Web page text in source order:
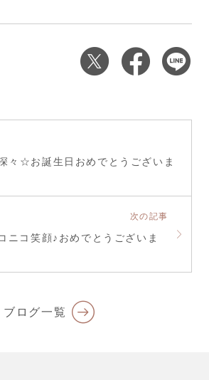
々☆お誕生日おめでとうございま
次の記事
ニコ笑顔♪おめでとうございま
ブログ一覧